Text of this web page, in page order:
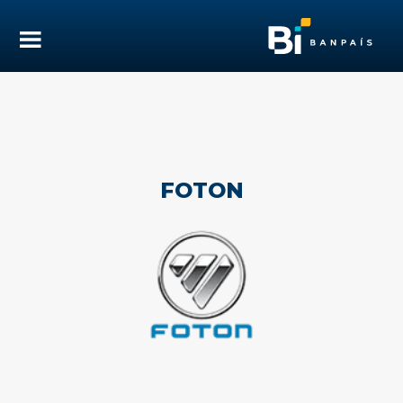
FOTON